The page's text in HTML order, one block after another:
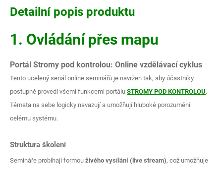
Detailní popis produktu
1. Ovládání přes mapu
Portál Stromy pod kontrolou: Online vzdělávací cyklus
Tento ucelený seriál online seminářů je navržen tak, aby účastníky
postupně provedl všemi funkcemi portálu STROMY POD KONTROLOU.
Témata na sebe logicky navazují a umožňují hluboké porozumění
celému systému.
Struktura školení
Semináře probíhají formou živého vysílání (live stream), což umožňuje